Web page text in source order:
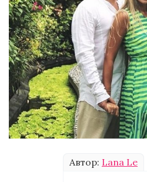
Автор: Lana Le